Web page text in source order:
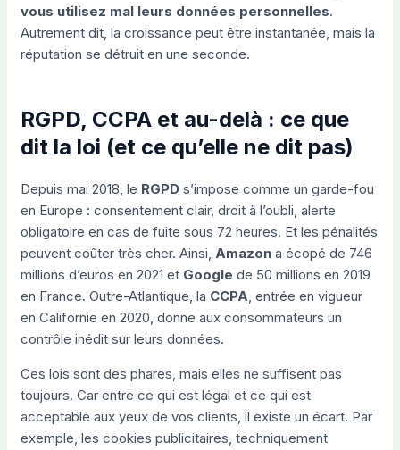
vous utilisez mal leurs données personnelles.
Autrement dit, la croissance peut être instantanée, mais la
réputation se détruit en une seconde.
RGPD, CCPA et au-delà : ce que
dit la loi (et ce qu’elle ne dit pas)
Depuis mai 2018, le RGPD s’impose comme un garde-fou
en Europe : consentement clair, droit à l’oubli, alerte
obligatoire en cas de fuite sous 72 heures. Et les pénalités
peuvent coûter très cher. Ainsi,Amazon a écopé de 746
millions d’euros en 2021 et Google de 50 millions en 2019
en France. Outre-Atlantique, la CCPA, entrée en vigueur
en Californie en 2020, donne aux consommateurs un
contrôle inédit sur leurs données.
Ces lois sont des phares, mais elles ne suffisent pas
toujours. Car entre ce qui est légal et ce qui est
acceptable aux yeux de vos clients, il existe un écart. Par
exemple, les cookies publicitaires, techniquement